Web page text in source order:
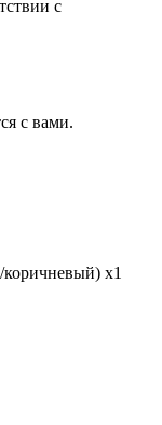
с
с вами.
коричневый) x1